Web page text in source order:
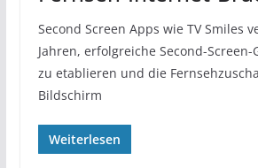
Second Screen Apps wie TV Smiles
Jahren, erfolgreiche Second-
zu etablieren und die
Bildschirm
Weiterlesen